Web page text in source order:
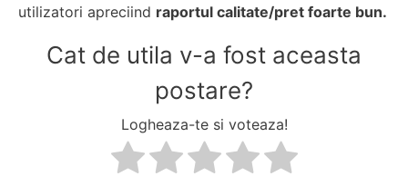
utilizatori apreciind raportul calitate/pret foarte bun.
Cat de utila v-a fost aceasta
postare?
Logheaza-te si voteaza!